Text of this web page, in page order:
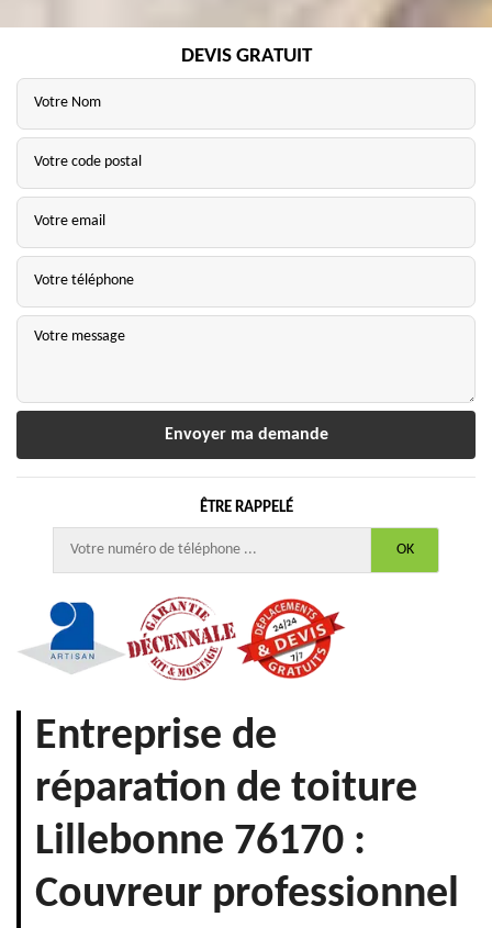
DEVIS GRATUIT
ÊTRE RAPPELÉ
Entreprise de
réparation de toiture
Lillebonne 76170 :
Couvreur professionnel